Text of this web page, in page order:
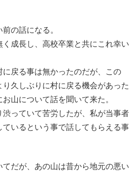
の話になる。
成長し、高校卒業と共にこれ幸い
に戻る事は無かったのだが、この
り久しぶりに村に戻る機会があった
山について話を聞いて来た。
っていて苦労したが、私が当事者
ているという事で話してもらえる事
てだが、あの山は昔から地元の悪い